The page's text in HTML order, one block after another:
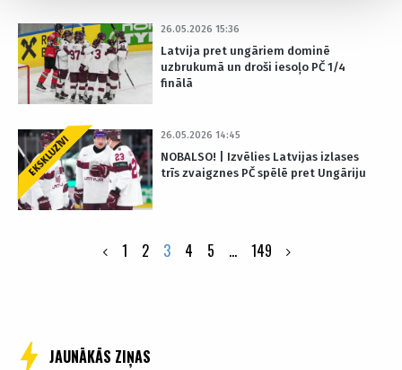
26.05.2026 15:36
Latvija pret ungāriem dominē
uzbrukumā un droši iesoļo PČ 1/4
finālā
EKSKLUZĪVI 26.05.2026 14:45
NOBALSO! | Izvēlies Latvijas izlases
trīs zvaigznes PČ spēlē pret Ungāriju
1 2 3 4 5 … 149
JAUNĀKĀS ZIŅAS